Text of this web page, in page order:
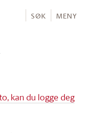
SØK MENY
kan du logge deg